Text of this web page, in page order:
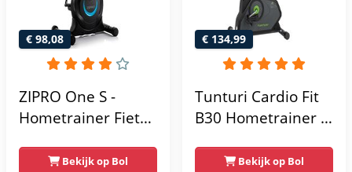
€ 98,08
ZIPRO One S -
Hometrainer Fiets -
Magnetische Fiets -
Bekijk op Bol
€ 134,99
Tunturi Cardio Fit
B30 Hometrainer -
weerstandsniveaus
Bekijk op Bol